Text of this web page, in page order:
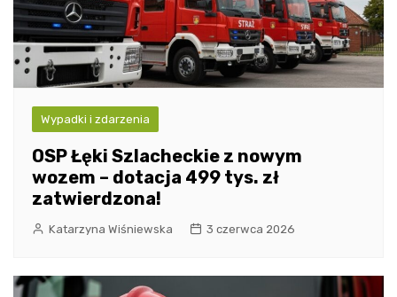
Wypadki i zdarzenia
OSP Łęki Szlacheckie z nowym
wozem – dotacja 499 tys. zł
zatwierdzona!
Katarzyna Wiśniewska 3 czerwca 2026